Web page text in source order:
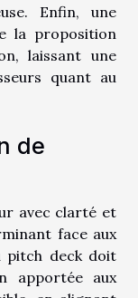
Enfin, une
la proposition
laissant une
quant au
de
avec clarté et
face aux
pitch deck doit
apportée aux